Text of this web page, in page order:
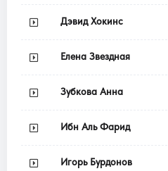
Дэвид Хокинс
Елена Звездная
Зубкова Анна
Ибн Аль Фарид
Игорь Бурдонов